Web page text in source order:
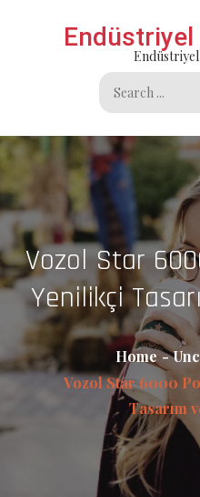
Endüstriyel
Endüstriyel
Search
for:
Vozol Star
Yenilikçi
Home
Vozol Star 6000
Tasarım